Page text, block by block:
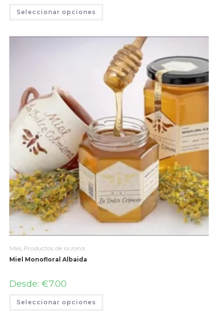
Seleccionar opciones
Miel, Productos de la zona
Miel Monofloral Albaida
Desde: €7.00
Seleccionar opciones